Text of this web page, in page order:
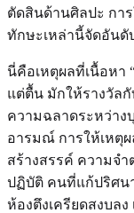
ตัดสินด้านศิลปะ กา
ทักษะเหล่านี้จัดอันดั
นี่คือเหตุผลที่เนื้อหา
แต่ตื้น มักให้รางวัล
ความฉลาดระหว่าง
อารมณ์ การให้เหตุผ
สร้างสรรค์ ความจำ
ปฏิบัติ คนที่แก้ปริศน
ห้องตึงเครียดสงบล